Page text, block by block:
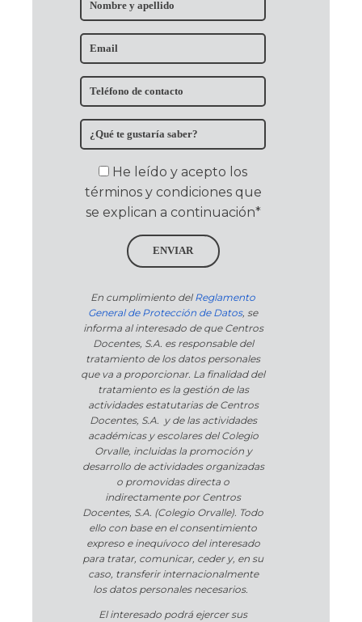
He leído y acepto los
términos y condiciones que
se explican a continuación*
ENVIAR
En cumplimiento delReglamento
General de Protección de Datos, se
informa al interesado de que Centros
Docentes, S.A. es responsable del
tratamiento de los datos personales
que va a proporcionar. La finalidad del
tratamiento es la gestión de las
actividades estatutarias de Centros
Docentes, S.A. y de las actividades
académicas y escolares del Colegio
Orvalle, incluidas la promoción y
desarrollo de actividades organizadas
o promovidas directa o
indirectamente por Centros
Docentes, S.A. (Colegio Orvalle). Todo
ello con base en el consentimiento
expreso e inequívoco del interesado
para tratar, comunicar, ceder y, en su
caso, transferir internacionalmente
los datos personales necesarios.
El interesado podrá ejercer sus